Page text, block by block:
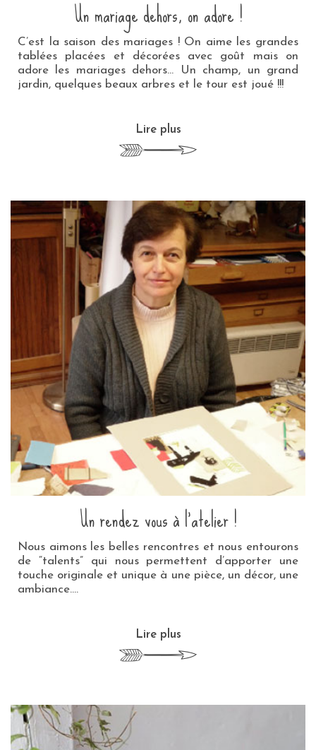
Un mariage dehors, on adore !
C’est la saison des mariages ! On aime les grandes
tablées placées et décorées avec goût mais on
adore les mariages dehors… Un champ, un grand
jardin, quelques beaux arbres et le tour est joué !!!
Lire plus
Un rendez vous à l’atelier !
Nous aimons les belles rencontres et nous entourons
de “talents” qui nous permettent d’apporter une
touche originale et unique à une pièce, un décor, une
ambiance.…
Lire plus